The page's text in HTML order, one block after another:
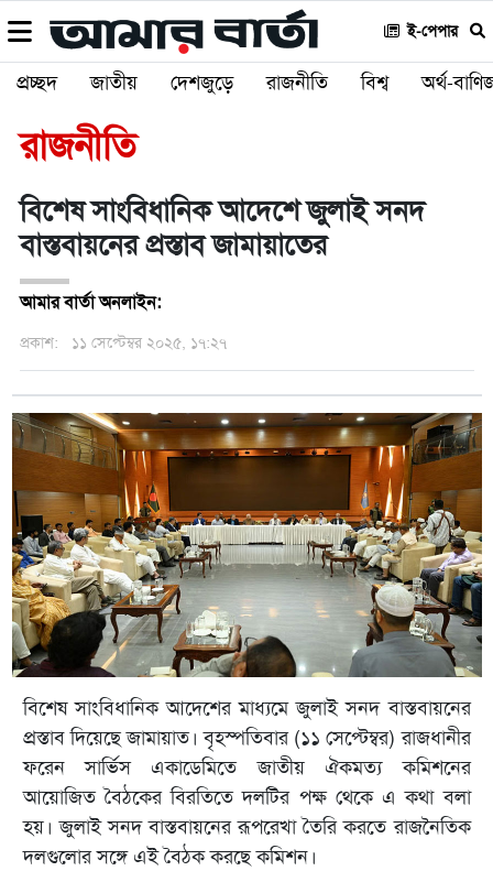
ই-পেপার
প্রচ্ছদ জাতীয় দেশজুড়ে রাজনীতি বিশ্ব অর্থ-
রাজনীতি
বিশেষ সাংবিধানিক আদেশে জুলাই সনদ
বাস্তবায়নের প্রস্তাব জামায়াতের
আমার বার্তা অনলাইন:
প্রকাশ: ১১ সেপ্টেম্বর ২০২৫, ১৭:২৭
বিশেষ সাংবিধানিক আদেশের মাধ্যমে জুলাই সনদ বাস্তবায়নের
প্রস্তাব দিয়েছে জামায়াত। বৃহস্পতিবার (১১ সেপ্টেম্বর) রাজধানীর
ফরেন সার্ভিস একাডেমিতে জাতীয় ঐকমত্য কমিশনের
আয়োজিত বৈঠকের বিরতিতে দলটির পক্ষ থেকে এ কথা বলা
হয়। জুলাই সনদ বাস্তবায়নের রূপরেখা তৈরি করতে রাজনৈতিক
দলগুলোর সঙ্গে এই বৈঠক করছে কমিশন।